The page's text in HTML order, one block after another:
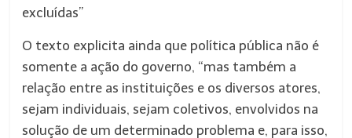
excluídas”
O texto explicita ainda que política pública não é
somente a ação do governo, “mas também a
relação entre as instituições e os diversos atores,
sejam individuais, sejam coletivos, envolvidos na
solução de um determinado problema e, para isso,